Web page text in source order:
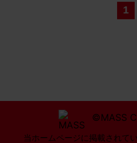
1
©MASS
当ホームページに掲載されて